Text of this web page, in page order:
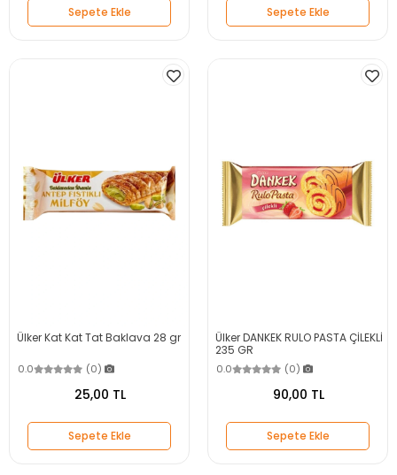
Sepete Ekle Sepete Ekle
Ülker Kat Kat Tat Baklava 28 gr
0.0 (0)
25,00 TL
Sepete Ekle
Ülker DANKEK RULO PASTA ÇİLEKLİ
235 GR
0.0 (0)
90,00 TL
Sepete Ekle